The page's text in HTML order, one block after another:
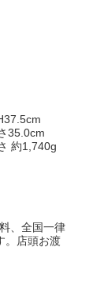
35.0cm
約1,740g
、全国一律
。店頭お渡